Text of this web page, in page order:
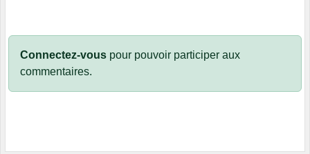
Connectez-vous pour pouvoir participer aux
commentaires.